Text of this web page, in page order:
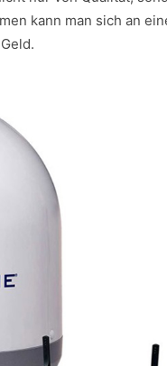
kann man sich an